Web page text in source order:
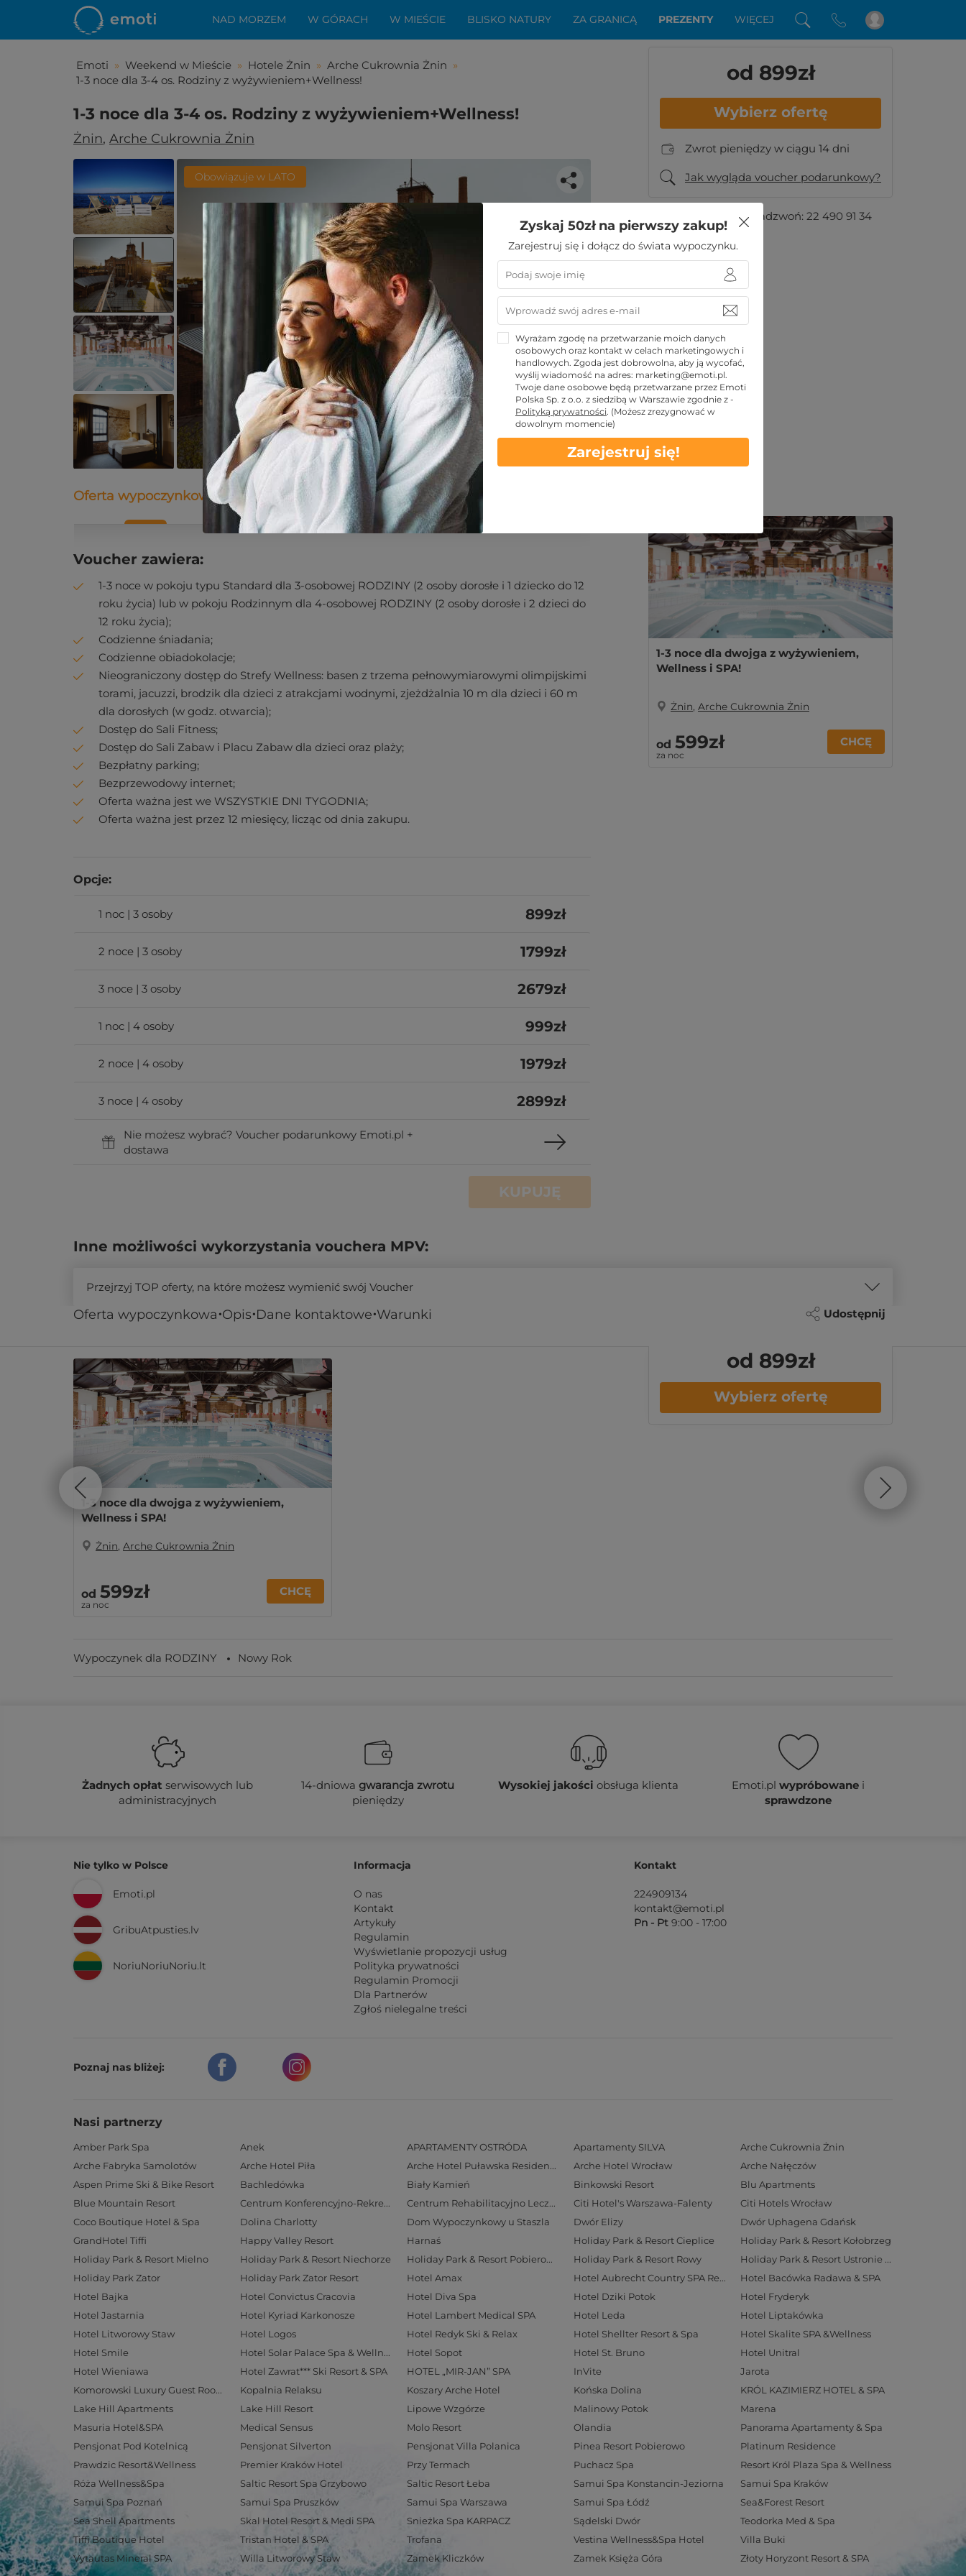
NAD MORZEM W GÓRACH W MIEŚCIE BLISKO NATURY ZA GRANICĄ PREZENTY WIĘCEJ
Emoti » Weekend w Mieście » Hotele Żnin » Arche Cukrownia Żnin »
1-3 noce dla 3-4 os. Rodziny z wyżywieniem+Wellness!
1-3 noce dla 3-4 os. Rodziny z wyżywieniem+Wellness!
Żnin, Arche Cukrownia Żnin
Obowiązuje w LATO
Spodobała Ci się ta oferta?
Zostało Ci zaledwie kilka kroków do niezwykłego
wypoczynku
KUPUJĘ
od 899zł
Wybierz ofertę
Zwrot pieniędzy w ciągu 14 dni
Jak wygląda voucher podarunkowy?
Masz pytania?Zadzwoń: 22 490 91 34
Oferta wypoczynkowa Opis Dane kontaktowe Warunki
Voucher zawiera:
1-3 noce w pokoju typu Standard dla 3-osobowej RODZINY (2 osoby dorosłe i 1 dziecko do 12
roku życia) lub w pokoju Rodzinnym dla 4-osobowej RODZINY (2 osoby dorosłe i 2 dzieci do
12 roku życia);
Codzienne śniadania;
Codzienne obiadokolacje;
Nieograniczony dostęp do Strefy Wellness: basen z trzema pełnowymiarowymi olimpijskimi
torami, jacuzzi, brodzik dla dzieci z atrakcjami wodnymi, zjeżdżalnia 10 m dla dzieci i 60 m
dla dorosłych (w godz. otwarcia);
Dostęp do Sali Fitness;
Dostęp do Sali Zabaw i Placu Zabaw dla dzieci oraz plaży;
Bezpłatny parking;
Bezprzewodowy internet;
Oferta ważna jest we WSZYSTKIE DNI TYGODNIA;
Oferta ważna jest przez 12 miesięcy, licząc od dnia zakupu.
Opcje:
1 noc | 3 osoby 899zł
2 noce | 3 osoby 1799zł
3 noce | 3 osoby 2679zł
1 noc | 4 osoby 999zł
2 noce | 4 osoby 1979zł
3 noce | 4 osoby 2899zł
Nie możesz wybrać? Voucher podarunkowy Emoti.pl +
dostawa
KUPUJĘ
Oferta wypoczynkowa Opis Dane kontaktowe Warunki Udostępnij
od 899zł
Wybierz ofertę
1-3 noce dla dwojga z wyżywieniem,
Wellness i SPA!
Żnin, Arche Cukrownia Żnin
od 599zł
za noc
CHCĘ
Inne możliwości wykorzystania vouchera MPV:
Przejrzyj TOP oferty, na które możesz wymienić swój Voucher
1-3 noce dla dwojga z wyżywieniem,
Wellness i SPA!
Żnin, Arche Cukrownia Żnin
od 599zł
za noc
CHCĘ
Wypoczynek dla RODZINY Nowy Rok
Żadnych opłat serwisowych lub
administracyjnych
14-dniowagwarancja zwrotu
pieniędzy
Wysokiej jakości obsługa klienta Emoti.plwypróbowane i
sprawdzone
Nie tylko w Polsce
Emoti.pl
GribuAtpusties.lv
NoriuNoriuNoriu.lt
Informacja
O nas
Kontakt
Artykuły
Regulamin
Wyświetlanie propozycji usług
Polityka prywatności
Regulamin Promocji
Dla Partnerów
Zgłoś nielegalne treści
Kontakt
224909134
kontakt@emoti.pl
Pn - Pt 9:00 - 17:00
Poznaj nas bliżej:
Nasi partnerzy
Amber Park Spa Anek APARTAMENTY OSTRÓDA Apartamenty SILVA
Arche Cukrownia Żnin
Arche Fabryka Samolotów
Arche Hotel Piła Arche Hotel Puławska Residence Arche Hotel Wrocław
Arche Nałęczów
Aspen Prime Ski & Bike Resort
Bachledówka Biały Kamień Binkowski Resort
Blu Apartments
Blue Mountain Resort
Centrum Konferencyjno-Rekreacyjne Geovita w Zakopanem Centrum Rehabilitacyjno Lecznicze Rezydencja LIVE Citi Hotel's Warszawa-Falenty
Citi Hotels Wrocław
Coco Boutique Hotel & Spa
Dolina Charlotty Dom Wypoczynkowy u Staszla Dwór Elizy
Dwór Uphagena Gdańsk
GrandHotel Tiffi
Happy Valley Resort Harnaś Holiday Park & Resort Cieplice
Holiday Park & Resort Kołobrzeg
Holiday Park & Resort Mielno
Holiday Park & Resort Niechorze Holiday Park & Resort Pobierowo Holiday Park & Resort Rowy
Holiday Park & Resort Ustronie Morskie
Holiday Park Zator
Holiday Park Zator Resort Hotel Amax Hotel Aubrecht Country SPA Resort
Hotel Bacówka Radawa & SPA
Hotel Bajka
Hotel Convictus Cracovia Hotel Diva Spa Hotel Dziki Potok
Hotel Fryderyk
Hotel Jastarnia
Hotel Kyriad Karkonosze Hotel Lambert Medical SPA Hotel Leda
Hotel Liptakówka
Hotel Litworowy Staw
Hotel Logos Hotel Redyk Ski & Relax Hotel Shellter Resort & Spa
Hotel Skalite SPA &Wellness
Hotel Smile
Hotel Solar Palace Spa & Wellness Hotel Sopot Hotel St. Bruno
Hotel Unitral
Hotel Wieniawa
Hotel Zawrat*** Ski Resort & SPA HOTEL „MIR-JAN” SPA InVite
Jarota
Komorowski Luxury Guest Rooms
Kopalnia Relaksu Koszary Arche Hotel Końska Dolina
KRÓL KAZIMIERZ HOTEL & SPA
Lake Hill Apartments
Lake Hill Resort Lipowe Wzgórze Malinowy Potok
Marena
Masuria Hotel&SPA
Medical Sensus Molo Resort Olandia
Panorama Apartamenty & Spa
Pensjonat Pod Kotelnicą
Pensjonat Silverton Pensjonat Villa Polanica Pinea Resort Pobierowo
Platinum Residence
Prawdzic Resort&Wellness
Premier Kraków Hotel Przy Termach Puchacz Spa
Resort Król Plaza Spa & Wellness
Róża Wellness&Spa
Saltic Resort Spa Grzybowo Saltic Resort Łeba Samui Spa Konstancin-Jeziorna
Samui Spa Kraków
Samui Spa Poznań
Samui Spa Pruszków Samui Spa Warszawa Samui Spa Łódź
Sea&Forest Resort
Sea Shell Apartments
Skal Hotel Resort & Medi SPA Snieżka Spa KARPACZ Sądelski Dwór
Teodorka Med & Spa
Tiffi Boutique Hotel
Tristan Hotel & SPA Trofana Vestina Wellness&Spa Hotel
Villa Buki
Vytautas Mineral SPA
Willa Litworowy Staw Zamek Kliczków Zamek Księża Góra Złoty Horyzont Resort & SPA
Zyskaj 50zł na pierwszy zakup!
Zarejestruj się i dołącz do świata wypoczynku.
Wyrażam zgodę na przetwarzanie moich danych
osobowych oraz kontakt w celach marketingowych i
handlowych. Zgoda jest dobrowolna, aby ją wycofać,
wyślij wiadomość na adres: marketing@emoti.pl.
Twoje dane osobowe będą przetwarzane przez Emoti
Polska Sp. z o.o. z siedzibą w Warszawie zgodnie z -
Polityką prywatności. (Możesz zrezygnować w
dowolnym momencie)
Zarejestruj się!